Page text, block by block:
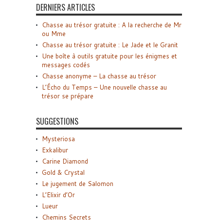
DERNIERS ARTICLES
Chasse au trésor gratuite : A la recherche de Mr
ou Mme
Chasse au trésor gratuite : Le Jade et le Granit
Une boîte à outils gratuite pour les énigmes et
messages codés
Chasse anonyme – La chasse au trésor
L’Écho du Temps – Une nouvelle chasse au
trésor se prépare
SUGGESTIONS
Mysteriosa
Exkalibur
Carine Diamond
Gold & Crystal
Le jugement de Salomon
L’Elixir d’Or
Lueur
Chemins Secrets